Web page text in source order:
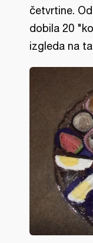
četvrtine.
dobila 20
izgleda na